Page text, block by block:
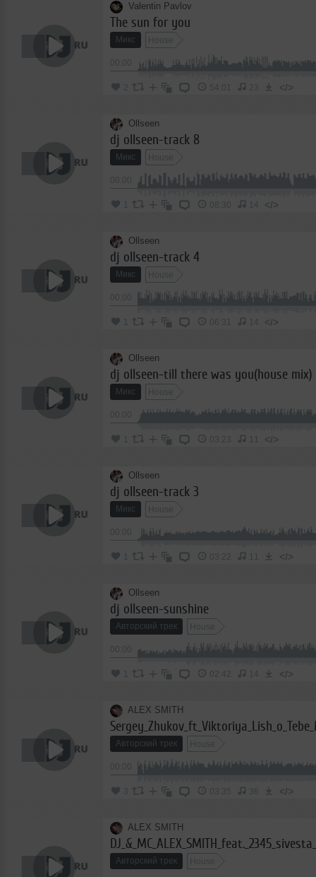
Valentin Pavlov
The sun for you
Микс House
2 54:01 23 </>
Ollseen
dj ollseen-track 8
Микс House
08:30 </>
Ollseen
dj ollseen-track 4
Микс House
06:31 </>
Ollseen
dj ollseen-till there was you(house mix)
Микс House
03:23 </>
Ollseen
dj ollseen-track 3
Микс House
03:22 </>
Ollseen
dj ollseen-sunshine
Авторский трек House
02:42 </>
ALEX SMITH
Авторский трек House
3 03:35 36 </>
ALEX SMITH
Авторский трек House